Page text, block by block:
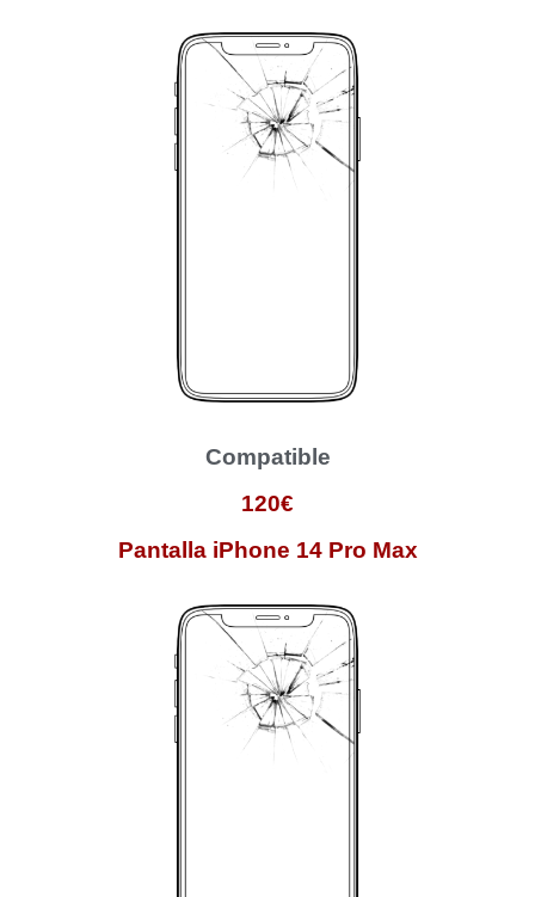
Compatible
120€
Pantalla iPhone 14 Pro Max